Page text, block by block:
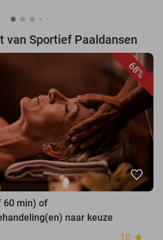
van Sportief Paaldansen
68%
favorite_border
60 min) of
naar keuze
10 star